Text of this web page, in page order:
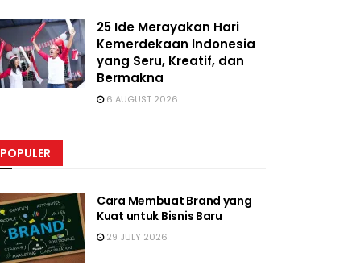
25 Ide Merayakan Hari
Kemerdekaan Indonesia
yang Seru, Kreatif, dan
Bermakna
6 AUGUST 2026
POPULER
Cara Membuat Brand yang
Kuat untuk Bisnis Baru
29 JULY 2026